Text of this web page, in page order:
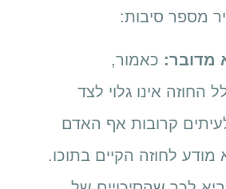
מספר סיבות:
מדובר: כאמור,
החוזה אינו גלוי לצד
קרובות אף האדם
מודע לחוזה הקיים בתוכו.